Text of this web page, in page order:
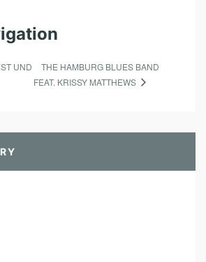
UND
THE HAMBURG BLUES BAND
FEAT. KRISSY MATTHEWS